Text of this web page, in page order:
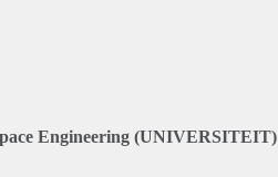
Engineering (UNIVERSITEIT)